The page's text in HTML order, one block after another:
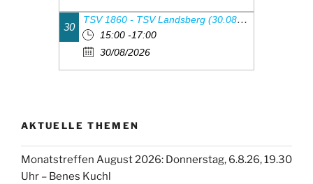
30
TSV 1860 - TSV Landsberg (30.08.26, 15:00Uhr)
15:00 -17:00
30/08/2026
AKTUELLE THEMEN
Monatstreffen August 2026: Donnerstag, 6.8.26, 19.30
Uhr – Benes Kuchl